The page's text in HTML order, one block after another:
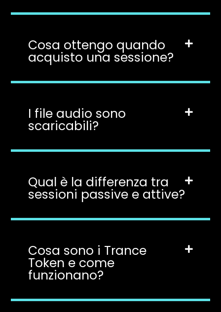
Cosa ottengo quando
acquisto una sessione?
I file audio sono
scaricabili?
Qual è la differenza tra
sessioni passive e attive?
Cosa sono i Trance
Token e come
funzionano?